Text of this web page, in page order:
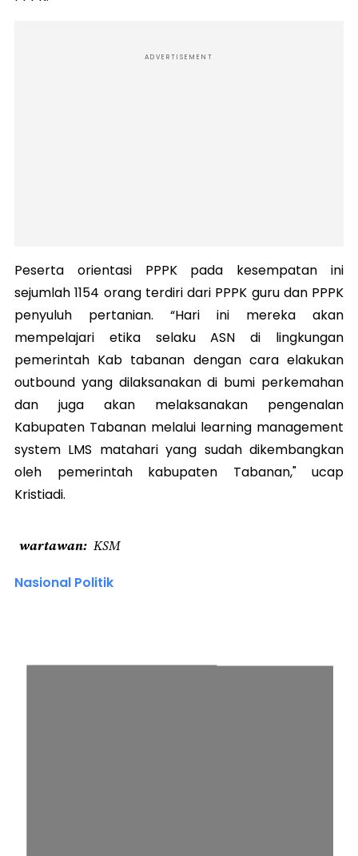
ADVERTISEMENT
Peserta orientasi PPPK pada kesempatan ini
sejumlah 1154 orang terdiri dari PPPK guru dan PPPK
penyuluh pertanian. “Hari ini mereka akan
mempelajari etika selaku ASN di lingkungan
pemerintah Kab tabanan dengan cara elakukan
outbound yang dilaksanakan di bumi perkemahan
dan juga akan melaksanakan pengenalan
Kabupaten Tabanan melalui learning management
system LMS matahari yang sudah dikembangkan
oleh pemerintah kabupaten Tabanan," ucap
Kristiadi.
wartawan KSM
Nasional Politik